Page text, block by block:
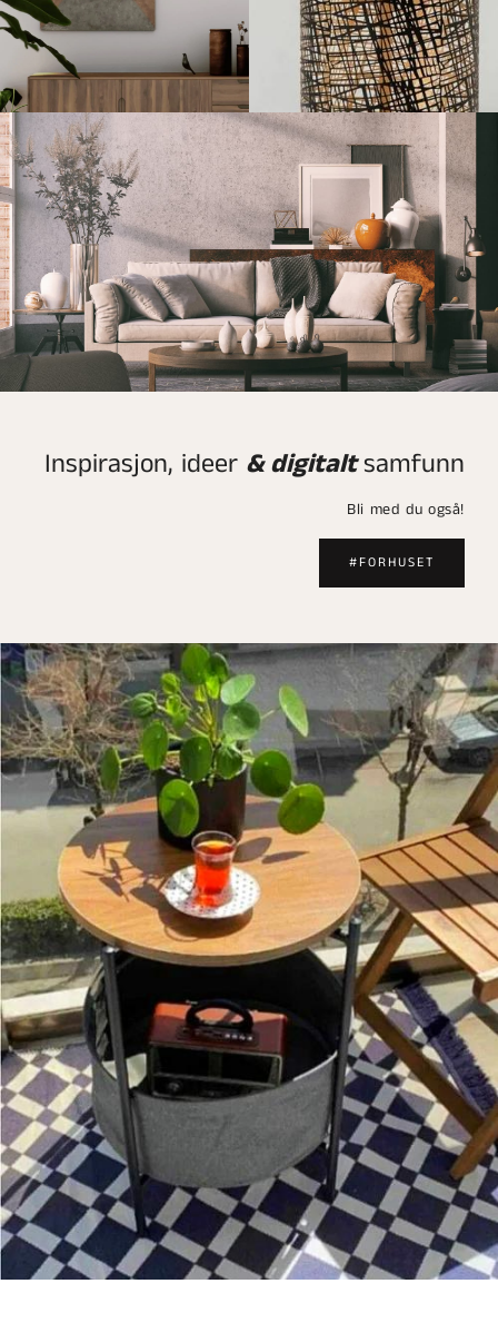
Inspirasjon, ideer & digitaltsamfunn
Bli med du også!
#FORHUSET